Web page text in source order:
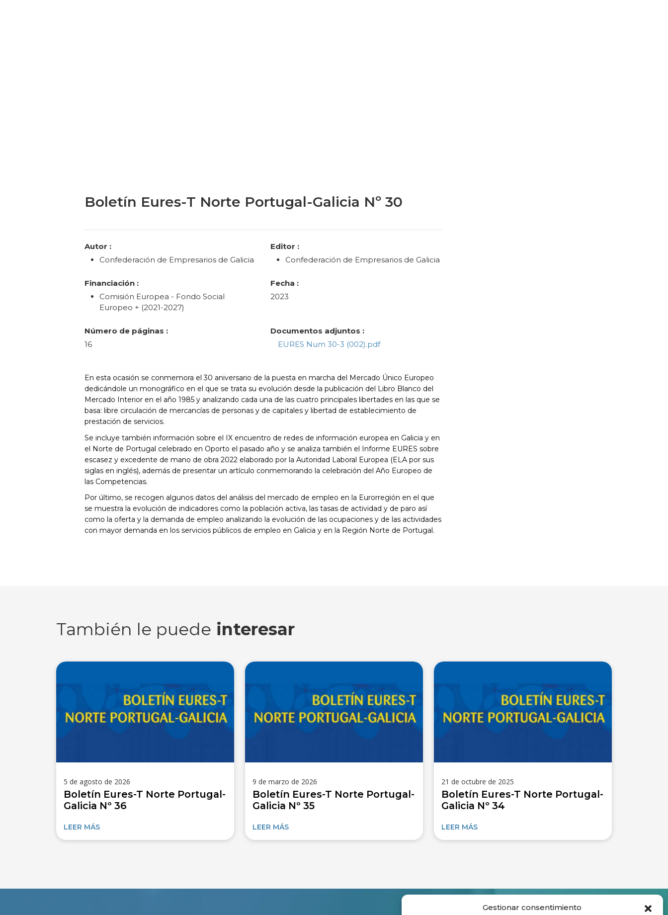
Gestionar consentimiento
Boletín Eures-T Norte Portugal-Galicia Nº 30
Autor :
Confederación de Empresarios de Galicia
Editor :
Confederación de Empresarios de Galicia
Financiación :
Comisión Europea - Fondo Social
Europeo + (2021-2027)
Fecha :
2023
Número de páginas :
16
Documentos adjuntos :
EURES Num 30-3 (002).pdf
En esta ocasión se conmemora el 30 aniversario de la puesta en marcha del Mercado Único Europeo
dedicándole un monográfico en el que se trata su evolución desde la publicación del Libro Blanco del
Mercado Interior en el año 1985 y analizando cada una de las cuatro principales libertades en las que se
basa: libre circulación de mercancías de personas y de capitales y libertad de establecimiento de
prestación de servicios.
Se incluye también información sobre el IX encuentro de redes de información europea en Galicia y en
el Norte de Portugal celebrado en Oporto el pasado año y se analiza también el Informe EURES sobre
escasez y excedente de mano de obra 2022 elaborado por la Autoridad Laboral Europea (ELA por sus
siglas en inglés), además de presentar un artículo conmemorando la celebración del Año Europeo de
las Competencias.
Por último, se recogen algunos datos del análisis del mercado de empleo en la Eurorregión en el que
se muestra la evolución de indicadores como la población activa, las tasas de actividad y de paro así
como la oferta y la demanda de empleo analizando la evolución de las ocupaciones y de las actividades
con mayor demanda en los servicios públicos de empleo en Galicia y en la Región Norte de Portugal.
También le puede interesar
5 de agosto de 2026
Boletín Eures-T Norte Portugal-
Galicia Nº 36
LEER MÁS
9 de marzo de 2026
Boletín Eures-T Norte Portugal-
Galicia Nº 35
LEER MÁS
21 de octubre de 2025
Boletín Eures-T Norte Portugal-
Galicia Nº 34
LEER MÁS